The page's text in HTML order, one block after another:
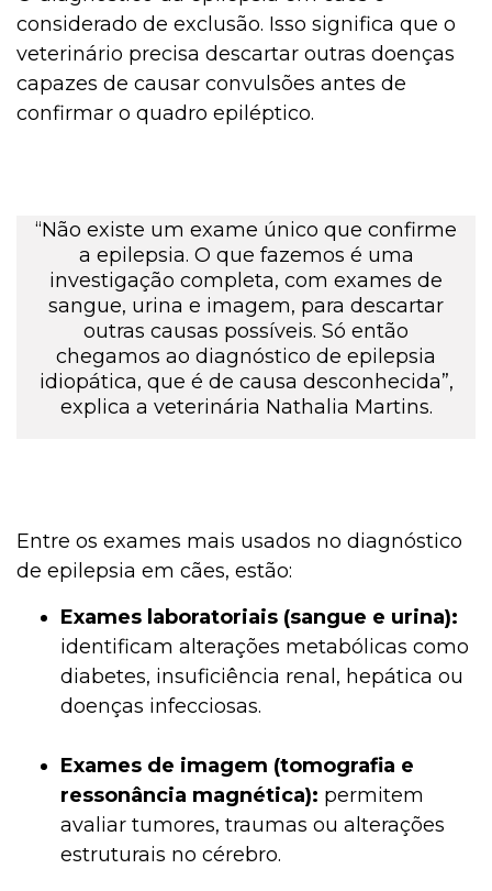
considerado de exclusão. Isso significa que o
veterinário precisa descartar outras doenças
capazes de causar convulsões antes de
confirmar o quadro epiléptico.
“Não existe um exame único que confirme
a epilepsia. O que fazemos é uma
investigação completa, com exames de
sangue, urina e imagem, para descartar
outras causas possíveis. Só então
chegamos ao diagnóstico de epilepsia
idiopática, que é de causa desconhecida”,
explica a veterinária Nathalia Martins.
Entre os exames mais usados no diagnóstico
de epilepsia em cães, estão:
Exames laboratoriais (sangue e urina):
identificam alterações metabólicas como
diabetes, insuficiência renal, hepática ou
doenças infecciosas.
Exames de imagem (tomografia e
ressonância magnética): permitem
avaliar tumores, traumas ou alterações
estruturais no cérebro.